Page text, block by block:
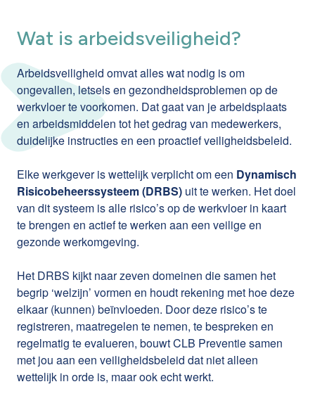
Wat is arbeidsveiligheid?
Arbeidsveiligheid omvat alles wat nodig is om
ongevallen, letsels en gezondheidsproblemen op de
werkvloer te voorkomen. Dat gaat van je arbeidsplaats
en arbeidsmiddelen tot het gedrag van medewerkers,
duidelijke instructies en een proactief veiligheidsbeleid.
Elke werkgever is wettelijk verplicht om een Dynamisch
Risicobeheerssysteem (DRBS) uit te werken. Het doel
van dit systeem is alle risico’s op de werkvloer in kaart
te brengen en actief te werken aan een veilige en
gezonde werkomgeving.
Het DRBS kijkt naar zeven domeinen die samen het
begrip ‘welzijn’ vormen en houdt rekening met hoe deze
elkaar (kunnen) beïnvloeden. Door deze risico’s te
registreren, maatregelen te nemen, te bespreken en
regelmatig te evalueren, bouwt CLB Preventie samen
met jou aan een veiligheidsbeleid dat niet alleen
wettelijk in orde is, maar ook echt werkt.